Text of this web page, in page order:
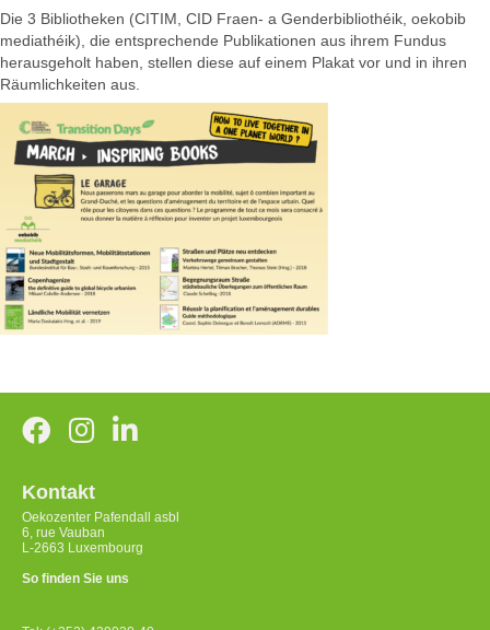
Die 3 Bibliotheken (CITIM, CID Fraen- a Genderbibliothéik, oekobib
mediathéik), die entsprechende Publikationen aus ihrem Fundus
herausgeholt haben, stellen diese auf einem Plakat vor und in ihren
Räumlichkeiten aus.
Kontakt
Oekozenter Pafendall asbl
6, rue Vauban
L-2663 Luxembourg
So finden Sie uns